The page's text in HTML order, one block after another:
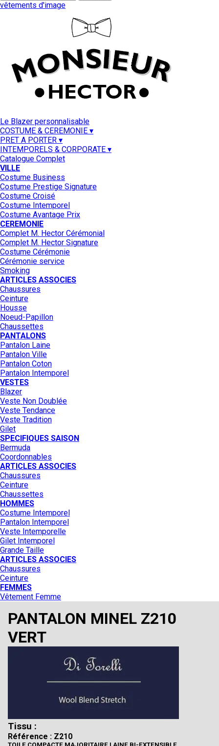
vêtements d'image
Le Blazer personnalisable
COSTUME & CEREMONIE ▾
PRET A PORTER ▾
INTEMPORELS & CORPORATE ▾
Catalogue Complet
VILLE
Costume Business
Costume Prestige Signature
Costume Croisé
Costume Intemporel
Costume Avantage Prix
CEREMONIE
Complet M. Hector Cérémonial
Complet M. Hector Signature
Costume Cérémonie
Cérémonie service
Smoking
ARTICLES ASSOCIES
Chaussures
Ceinture
Housse
Noeud-Papillon
Chaussettes
PANTALONS
Pantalon Laine
Pantalon Ville
Pantalon Coton
Pantalon Intemporel
VESTES
Blazer
Veste Non Doublée
Veste Tendance
Veste Tradition
Gilet
SPECIFIQUES SAISON
Bermuda
Coordonnables
ARTICLES ASSOCIES
Chaussures
Ceinture
Chaussettes
HOMMES
Costume Intemporel
Pantalon Intemporel
Veste Intemporelle
Gilet Intemporel
Grande Taille
ARTICLES ASSOCIES
Chaussures
Ceinture
FEMMES
Vêtement Femme
PANTALON MINEL Z210
VERT
Tissu :
Référence : Z210